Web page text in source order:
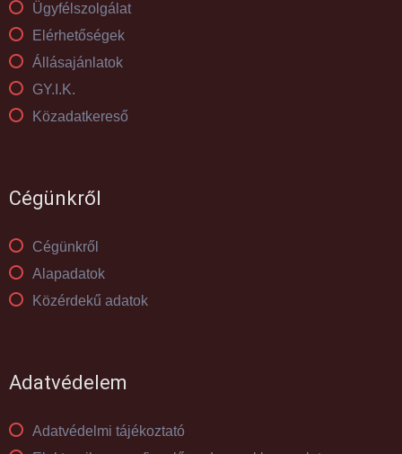
Ügyfélszolgálat
Elérhetőségek
Állásajánlatok
GY.I.K.
Közadatkereső
Cégünkről
Cégünkről
Alapadatok
Közérdekű adatok
Adatvédelem
Adatvédelmi tájékoztató